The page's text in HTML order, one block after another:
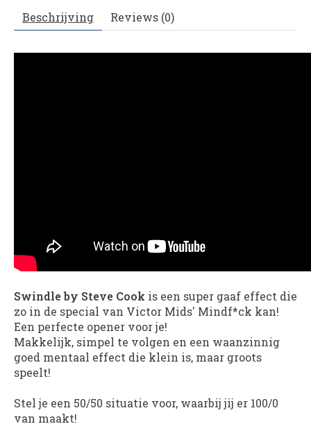
Beschrijving Reviews (0)
Swindle by Steve Cook is een super gaaf effect die
zo in de special van Victor Mids' Mindf*ck kan!
Een perfecte opener voor je!
Makkelijk, simpel te volgen en een waanzinnig
goed mentaal effect die klein is, maar groots
speelt!
Stel je een 50/50 situatie voor, waarbij jij er 100/0
van maakt!